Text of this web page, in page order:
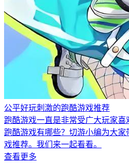
公平好玩刺激的跑酷游戏推荐
跑酷游戏一直是非常受广大玩家
跑酷游戏有哪些？切游小编为大
戏推荐。我们来一起看看。
查看更多